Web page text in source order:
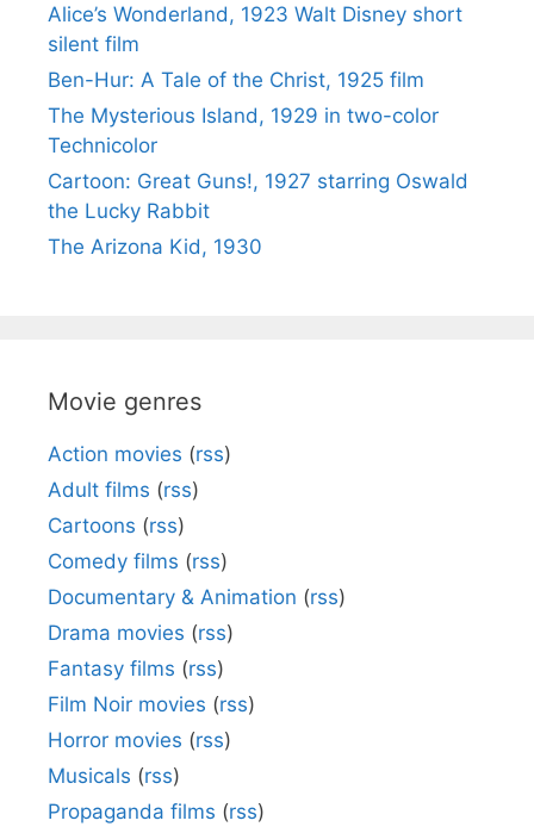
Alice’s Wonderland, 1923 Walt Disney short
silent film
Ben-Hur: A Tale of the Christ, 1925 film
The Mysterious Island, 1929 in two-color
Technicolor
Cartoon: Great Guns!, 1927 starring Oswald
the Lucky Rabbit
The Arizona Kid, 1930
Movie genres
Action movies (rss)
Adult films (rss)
Cartoons (rss)
Comedy films (rss)
Documentary & Animation (rss)
Drama movies (rss)
Fantasy films (rss)
Film Noir movies (rss)
Horror movies (rss)
Musicals (rss)
Propaganda films (rss)